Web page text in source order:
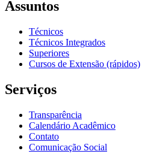
Assuntos
Técnicos
Técnicos Integrados
Superiores
Cursos de Extensão (rápidos)
Serviços
Transparência
Calendário Acadêmico
Contato
Comunicação Social